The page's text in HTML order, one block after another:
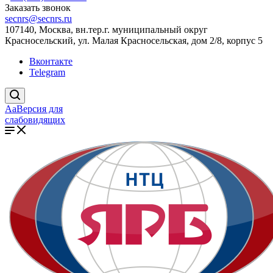
Заказать звонок
secnrs@secnrs.ru
107140, Москва, вн.тер.г. муниципальный округ
Красносельский, ул. Малая Красносельская, дом 2/8, корпус 5
Вконтакте
Telegram
AaВерсия для
слабовидящих